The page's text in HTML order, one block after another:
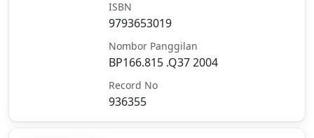
ISBN
9793653019
Nombor Panggilan
BP166.815 .Q37 2004
Record No
936355